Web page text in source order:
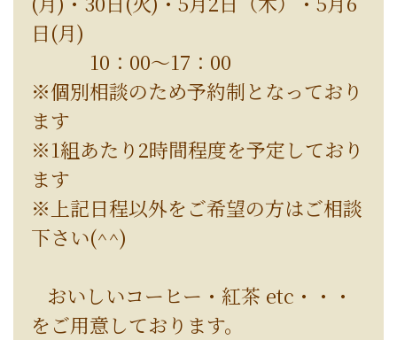
日(月)
10：00～17：00
※個別相談のため予約制となっており
ます
※1組あたり2時間程度を予定しており
ます
※上記日程以外をご希望の方はご相談
下さい(^^)
おいしいコーヒー・紅茶 etc・・・
をご用意しております。